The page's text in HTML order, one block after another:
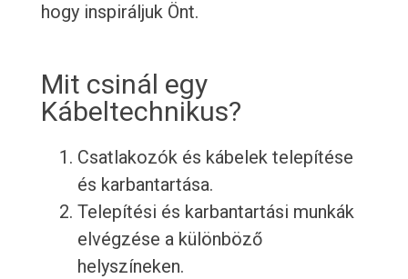
hogy inspiráljuk Önt.
Mit csinál egy
Kábeltechnikus?
Csatlakozók és kábelek telepítése
és karbantartása.
Telepítési és karbantartási munkák
elvégzése a különböző
helyszíneken.